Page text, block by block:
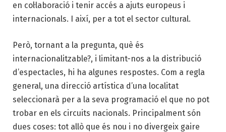
en col·laboració i tenir accés a ajuts europeus i
internacionals. I així, per a tot el sector cultural.
Però, tornant a la pregunta, què és
internacionalitzable?, i limitant-nos a la distribució
d’espectacles, hi ha algunes respostes. Com a regla
general, una direcció artística d’una localitat
seleccionarà per a la seva programació el que no pot
trobar en els circuits nacionals. Principalment són
dues coses: tot allò que és nou i no divergeix gaire